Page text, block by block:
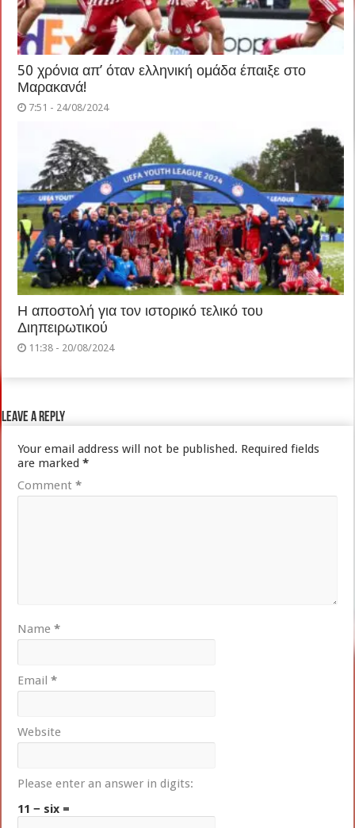
50 χρόνια απ’ όταν ελληνική ομάδα έπαιξε στο
Μαρακανά!
7:51 - 24/08/2024
Η αποστολή για τον ιστορικό τελικό του
Διηπειρωτικού
11:38 - 20/08/2024
Leave a Reply
Your email address will not be published. Required fields
are marked*
Comment*
Name*
Email*
Website
Please enter an answer in digits:
11 − six =